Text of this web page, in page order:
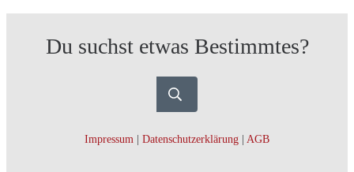
Du suchst etwas Bestimmtes?
Impressum Datenschutzerklärung AGB